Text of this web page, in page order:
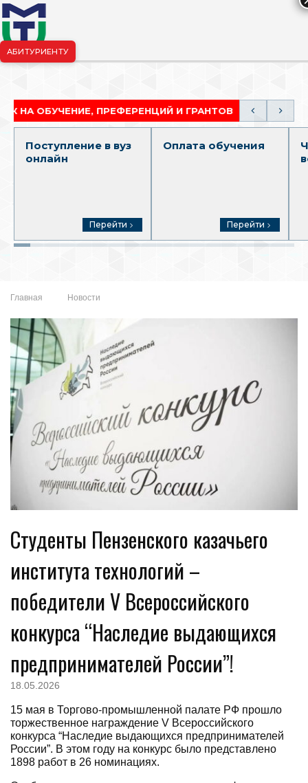
АБИТУРИЕНТУ
ПРЕФЕРЕНЦИЙ И ГРАНТОВ
Поступление в вуз
онлайн
Перейти
Оплата обучения
Перейти
Главная Новости
Студенты Пензенского казачьего
института технологий –
победители V Всероссийского
конкурса “Наследие выдающихся
предпринимателей России”!
18.05.2026
15 мая в Торгово-промышленной палате РФ прошло
торжественное награждение V Всероссийского
конкурса “Наследие выдающихся предпринимателей
России”. В этом году на конкурс было представлено
1898 работ в 26 номинациях.